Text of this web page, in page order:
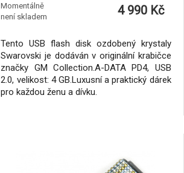
Momentálně
není skladem
4 990 Kč
Tento USB flash disk ozdobený krystaly
Swarovski je dodáván v originální krabičce
značky GM Collection.A-DATA PD4, USB
2.0, velikost: 4 GB.Luxusní a praktický dárek
pro každou ženu a dívku.